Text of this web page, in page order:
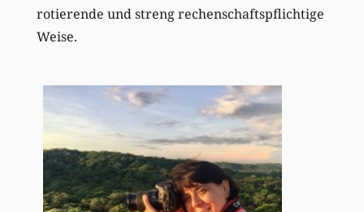
rotierende und streng rechenschaftspflichtige
Weise.